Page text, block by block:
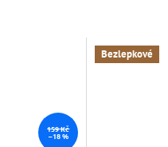
159 Kč
–18 %
Bezlepkové